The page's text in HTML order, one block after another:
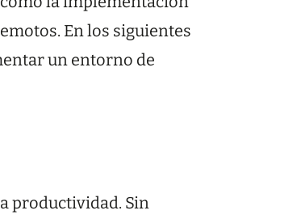
En los siguientes
un entorno de
productividad. Sin